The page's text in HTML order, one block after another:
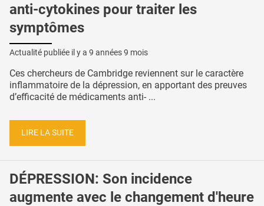
anti-cytokines pour traiter les
symptômes
Actualité publiée il y a 9 années 9 mois
Ces chercheurs de Cambridge reviennent sur le caractère
inflammatoire de la dépression, en apportant des preuves
d’efficacité de médicaments anti- ...
LIRE LA SUITE
DÉPRESSION: Son incidence
augmente avec le changement d'heure